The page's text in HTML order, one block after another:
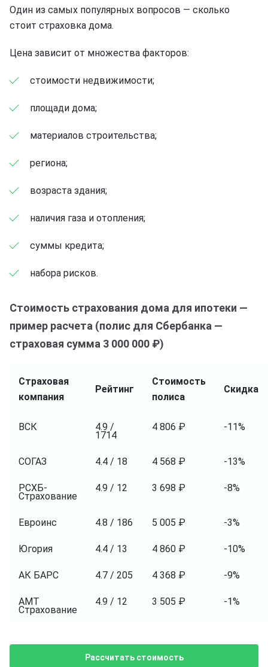
Один из самых популярных вопросов — сколько
стоит страховка дома.
Цена зависит от множества факторов:
стоимости недвижимости;
площади дома;
материалов строительства;
региона;
возраста здания;
наличия газа и отопления;
суммы кредита;
набора рисков.
Стоимость страхования дома для ипотеки —
пример расчета (полис для Сбербанка —
страховая сумма 3 000 000 ₽)
Страховая
компания
Рейтинг
Стоимость
полиса
Скидка
ВСК 4.9 /
1714
4 806 ₽ -11%
СОГАЗ 4.4 / 18 4 568 ₽ -13%
РСХБ-
Страхование
4.9 / 12 3 698 ₽ -8%
Евроинс 4.8 / 186 5 005 ₽ -3%
Югория 4.4 / 13 4 860 ₽ -10%
АК БАРС 4.7 / 205 4 368 ₽ -9%
АМТ
Страхование
4.9 / 12 3 505 ₽ -1%
Рассчитать стоимость